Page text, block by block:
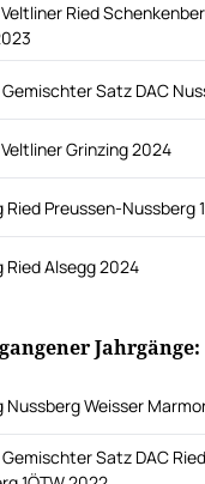
Ried
Satz DAC
Grinzing 2024
Ried Preussen-Nussberg
Ried Alsegg 2024
Jahrgänge:
Nussberg Weisser
Satz DAC